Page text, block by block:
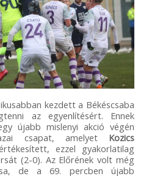
kezdett a Békéscsaba
az egyenlítésért. Ennek
újabb mislenyi akció végén
csapat, amelyet Kozics
ezzel gyakorlatilag
(2-0). Az Előrének volt még
de a 69. percben újabb